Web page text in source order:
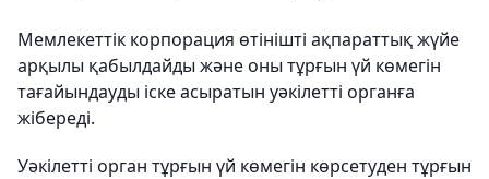
Мемлекеттік корпорация өтінішті ақпараттық жүйе
арқылы қабылдайды және оны тұрғын үй көмегін
тағайындауды іске асыратын уәкілетті органға
жібереді.
Уәкілетті орган тұрғын үй көмегін көрсетуден тұрғын